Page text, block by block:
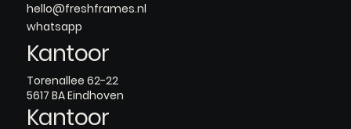
hello@freshframes.nl
whatsapp
Kantoor
Torenallee 62-22
5617 BA Eindhoven
Kantoor